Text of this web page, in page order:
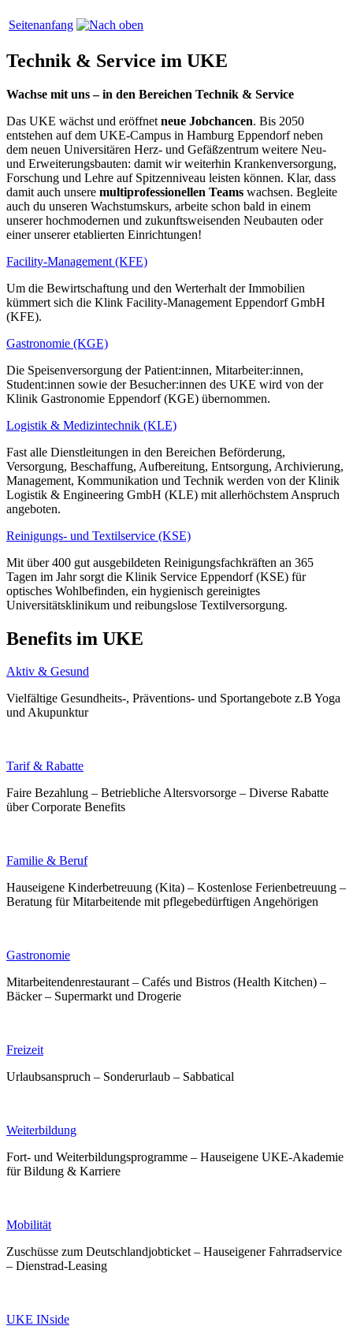
Seitenanfang
Technik & Service im UKE
Wachse mit uns – in den Bereichen Technik & Service
Das UKE wächst und eröffnet neue Jobchancen. Bis 2050
entstehen auf dem UKE-Campus in Hamburg Eppendorf neben
dem neuen Universitären Herz- und Gefäßzentrum weitere Neu-
und Erweiterungsbauten: damit wir weiterhin Krankenversorgung,
Forschung und Lehre auf Spitzenniveau leisten können. Klar, dass
damit auch unsere multiprofessionellen Teams wachsen. Begleite
auch du unseren Wachstumskurs, arbeite schon bald in einem
unserer hochmodernen und zukunftsweisenden Neubauten oder
einer unserer etablierten Einrichtungen!
Facility-Management (KFE)
Um die Bewirtschaftung und den Werterhalt der Immobilien
kümmert sich die Klink Facility-Management Eppendorf GmbH
(KFE).
Gastronomie (KGE)
Die Speisenversorgung der Patient:innen, Mitarbeiter:innen,
Student:innen sowie der Besucher:innen des UKE wird von der
Klinik Gastronomie Eppendorf (KGE) übernommen.
Logistik & Medizintechnik (KLE)
Fast alle Dienstleitungen in den Bereichen Beförderung,
Versorgung, Beschaffung, Aufbereitung, Entsorgung, Archivierung,
Management, Kommunikation und Technik werden von der Klinik
Logistik & Engineering GmbH (KLE) mit allerhöchstem Anspruch
angeboten.
Reinigungs- und Textilservice (KSE)
Mit über 400 gut ausgebildeten Reinigungsfachkräften an 365
Tagen im Jahr sorgt die Klinik Service Eppendorf (KSE) für
optisches Wohlbefinden, ein hygienisch gereinigtes
Universitätsklinikum und reibungslose Textilversorgung.
Benefits im UKE
Aktiv & Gesund
Vielfältige Gesundheits-, Präventions- und Sportangebote z.B Yoga
und Akupunktur
Tarif & Rabatte
Faire Bezahlung – Betriebliche Altersvorsorge – Diverse Rabatte
über Corporate Benefits
Familie & Beruf
Hauseigene Kinderbetreuung (Kita) – Kostenlose Ferienbetreuung –
Beratung für Mitarbeitende mit pflegebedürftigen Angehörigen
Gastronomie
Mitarbeitendenrestaurant – Cafés und Bistros (Health Kitchen) –
Bäcker – Supermarkt und Drogerie
Freizeit
Urlaubsanspruch – Sonderurlaub – Sabbatical
Weiterbildung
Fort- und Weiterbildungsprogramme – Hauseigene UKE-Akademie
für Bildung & Karriere
Mobilität
Zuschüsse zum Deutschlandjobticket – Hauseigener Fahrradservice
– Dienstrad-Leasing
UKE INside